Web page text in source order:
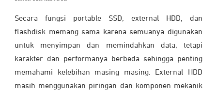
Secara fungsi portable SSD, external HDD, dan
flashdisk memang sama karena semuanya digunakan
untuk menyimpan dan memindahkan data, tetapi
karakter dan performanya berbeda sehingga penting
memahami kelebihan masing masing. External HDD
masih menggunakan piringan dan komponen mekanik